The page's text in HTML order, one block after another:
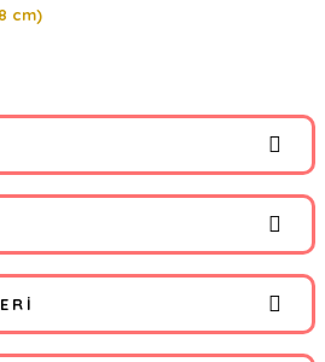
cm)
ilk yorumu siz yapın!
Yorum Yaz
henüz soru sorulmamış.